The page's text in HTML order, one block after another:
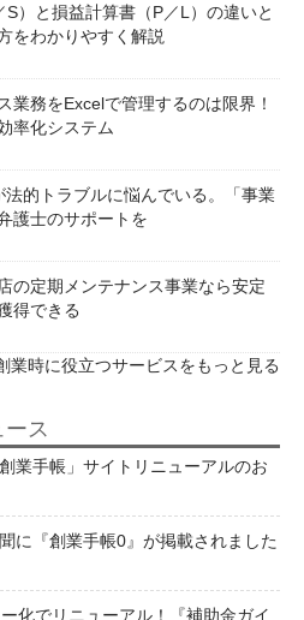
S）と損益計算書（P／L）の違いと
をわかりやすく解説
業務をExcelで管理するのは限界！
率化システム
法的トラブルに悩んでいる。「事業
護士のサポートを
の定期メンテナンス事業なら安定
得できる
業時に役立つサービスをもっと見る
ス
創業手帳」サイトリニューアルのお
に『創業手帳0』が掲載されました
化でリニューアル！『補助金ガイ